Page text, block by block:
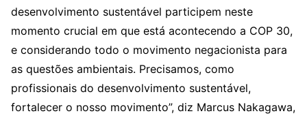
desenvolvimento sustentável participem neste
momento crucial em que está acontecendo a COP 30,
e considerando todo o movimento negacionista para
as questões ambientais. Precisamos, como
profissionais do desenvolvimento sustentável,
fortalecer o nosso movimento”, diz Marcus Nakagawa,